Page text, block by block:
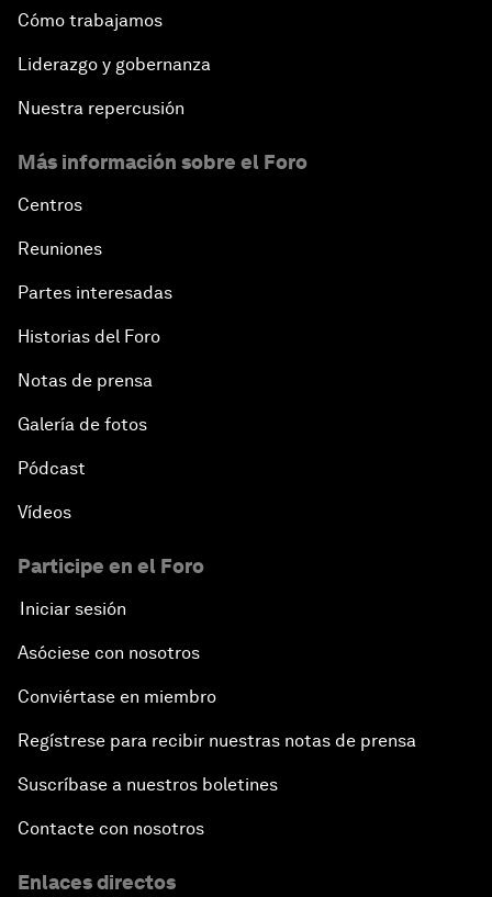
Cómo trabajamos
Liderazgo y gobernanza
Nuestra repercusión
Más información sobre el Foro
Centros
Reuniones
Partes interesadas
Historias del Foro
Notas de prensa
Galería de fotos
Pódcast
Vídeos
Participe en el Foro
Iniciar sesión
Asóciese con nosotros
Conviértase en miembro
Regístrese para recibir nuestras notas de prensa
Suscríbase a nuestros boletines
Contacte con nosotros
Enlaces directos